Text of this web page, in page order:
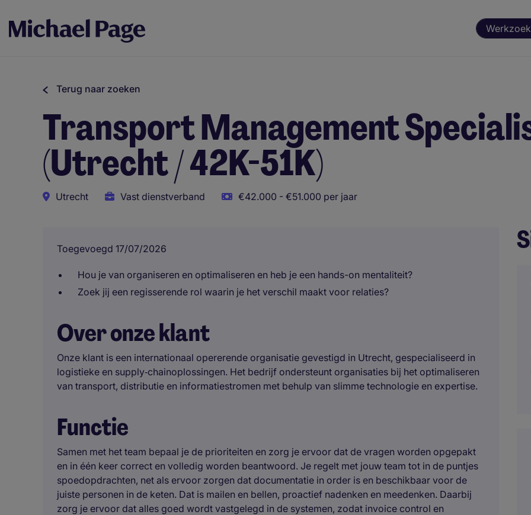
Terug naar zoeken
Transport Management
(Utrecht / 42K-51K)
Utrecht Vast dienstverband €42.000 - €51.000 per jaar
Toegevoegd 17/07/2026
Hou je van organiseren en optimaliseren en heb je een hands-on mentaliteit?
Zoek jij een regisserende rol waarin je het verschil maakt voor relaties?
Over onze klant
Onze klant is een internationaal opererende organisatie gevestigd in Utrecht, gespecialiseerd in
logistieke en supply‑chainoplossingen. Het bedrijf ondersteunt organisaties bij het optimaliseren
van transport, distributie en informatiestromen met behulp van slimme technologie en expertise.
Functie
Samen met het team bepaal je de prioriteiten en zorg je ervoor dat de vragen worden opgepakt
en in één keer correct en volledig worden beantwoord. Je regelt met jouw team tot in de puntjes
spoedopdrachten, net als ervoor zorgen dat documentatie in order is en beschikbaar voor de
juiste personen in de keten. Dat is mailen en bellen, proactief nadenken en meedenken. Daarbij
zorg je ervoor dat alles goed wordt vastgelegd in de systemen, zodat invoice control en